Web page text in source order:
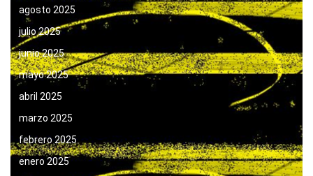
agosto 2025
julio 2025
junio 2025
mayo 2025
abril 2025
marzo 2025
febrero 2025
enero 2025